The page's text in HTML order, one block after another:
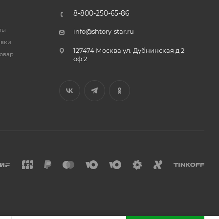
8-800-250-65-86
info@shtory-star.ru
127474 Москва ул. Дубнинская д 2
оф.2